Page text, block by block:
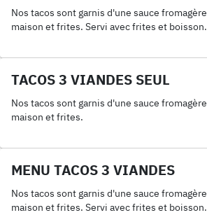
Nos tacos sont garnis d'une sauce fromagère
maison et frites. Servi avec frites et boisson
TACOS 3 VIANDES SEUL
Nos tacos sont garnis d'une sauce fromagère
maison et frites.
MENU TACOS 3 VIANDES
Nos tacos sont garnis d'une sauce fromagère
maison et frites. Servi avec frites et boisson